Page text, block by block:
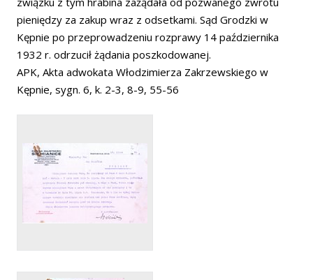
pieniędzy za zakup wraz z odsetkami. Sąd Grodzki w
Kępnie po przeprowadzeniu rozprawy 14 października
1932 r. odrzucił żądania poszkodowanej.
APK, Akta adwokata Włodzimierza Zakrzewskiego w
Kępnie, sygn. 6, k. 2-3, 8-9, 55-56